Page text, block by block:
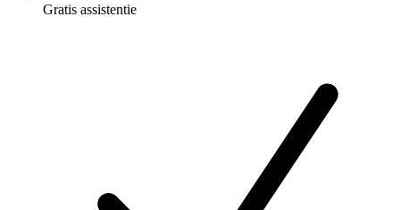
Gratis assistentie